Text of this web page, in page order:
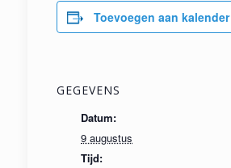
Toevoegen aan kalender
GEGEVENS
Datum:
9 augustus
Tijd: